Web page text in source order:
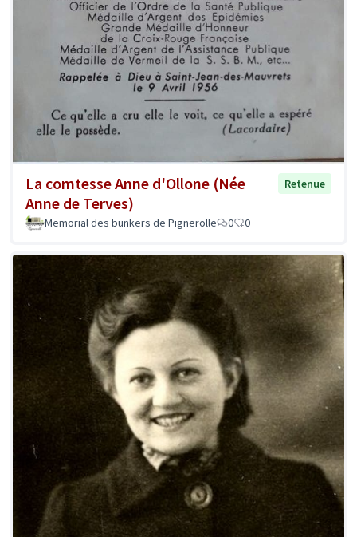
La comtesse Anne d'Ollone (Née
Anne de Terves)
Retenue
Memorial des bunkers de Pignerolle 0 0